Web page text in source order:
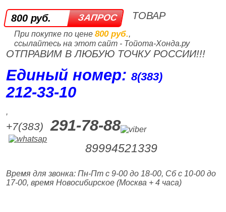
800 руб.
При покупке по цене 800 руб.,
ссылайтесь на этот сайт - Тойота-Хонда.ру
ТОВАР
ОТПРАВИМ В ЛЮБУЮ ТОЧКУ РОССИИ!!!
Единый номер:8(383)
212‑33‑10
,
+7(383) 291-78-88
89994521339
Время для звонка: Пн-Пт с 9-00 до 18-00, Сб с 10-00 до
17-00, время Новосибирское (Москва + 4 часа)